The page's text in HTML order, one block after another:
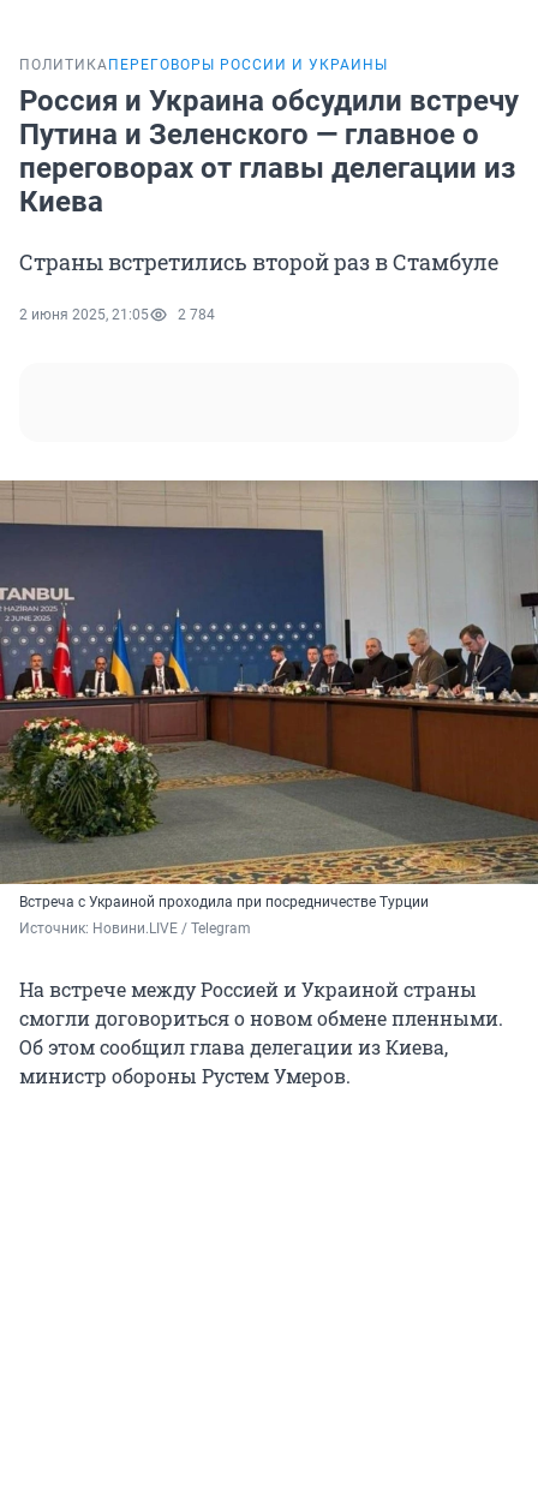
ПОЛИТИКА ПЕРЕГОВОРЫ РОССИИ И УКРАИНЫ
Россия и Украина обсудили встречу
Путина и Зеленского — главное о
переговорах от главы делегации из
Киева
Страны встретились второй раз в Стамбуле
2 июня 2025, 21:05 2 784
Встреча с Украиной проходила при посредничестве Турции
Источник: Новини.LIVE / Telegram
На встрече между Россией и Украиной страны
смогли договориться о новом обмене пленными.
Об этом сообщил глава делегации из Киева,
министр обороны Рустем Умеров.